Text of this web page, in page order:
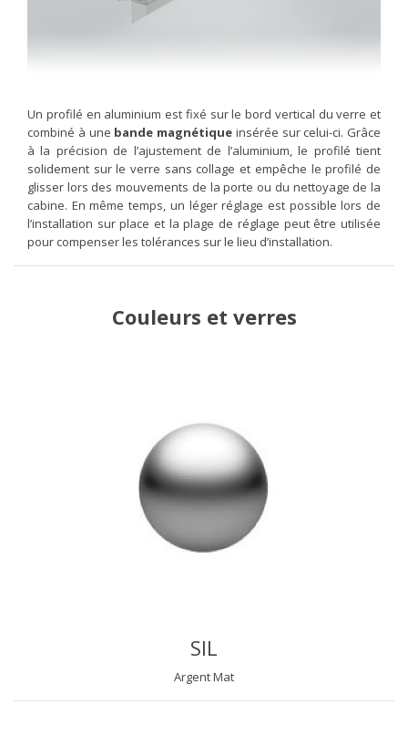
Un profilé en aluminium est fixé sur le bord vertical du verre et
combiné à une bande magnétique insérée sur celui-ci. Grâce
à la précision de l’ajustement de l’aluminium, le profilé tient
solidement sur le verre sans collage et empêche le profilé de
glisser lors des mouvements de la porte ou du nettoyage de la
cabine. En même temps, un léger réglage est possible lors de
l’installation sur place et la plage de réglage peut être utilisée
pour compenser les tolérances sur le lieu d’installation.
Couleurs et verres
SIL
Argent Mat